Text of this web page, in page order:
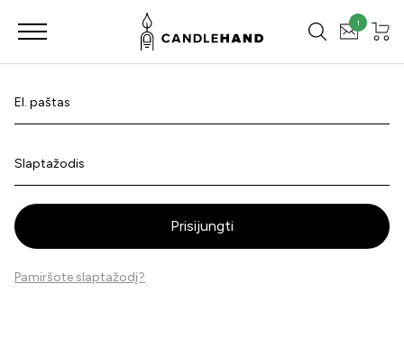
1
El. paštas
Slaptažodis
Prisijungti
Pamiršote slaptažodį?